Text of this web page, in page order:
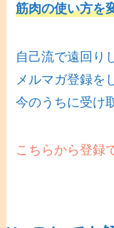
筋肉の使い方を
自己流で遠回り
メルマガ登録を
今のうちに受け
こちらから登録